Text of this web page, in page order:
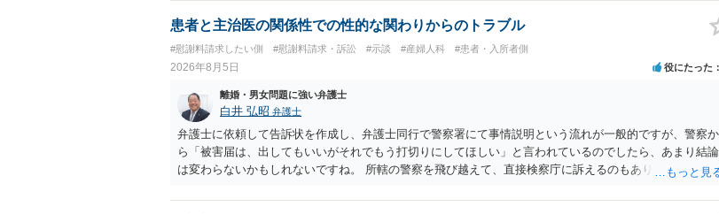
患者と主治医の関係性での性的な関わりからのトラブル
#慰謝料請求したい側 #慰謝料請求・訴訟 #示談 #産婦人科 #患者・入所者側
2026年8月5日 役にたった
離婚・男女問題に強い弁護士
白井 弘昭 弁護士
弁護士に依頼して告訴状を作成し、弁護士同行で警察署にて事情説明という流れが一般的ですが、警察か
ら「被害届は、出してもいいがそれでもう打切りにしてほしい」と言われているのでしたら、あまり結論
は変わらないかもしれないですね。 所轄の警察を飛び越えて、直接検察庁に訴えるのもありかもしれな
す。 一度、最寄りの「刑事に強い」とうたっている弁護士に相談してみてはいかがでしょうか。 以上、